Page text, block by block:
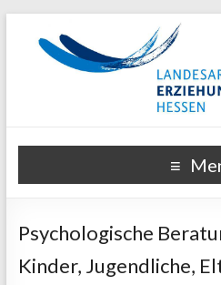
Psychologische
Kinder, Jugendliche,